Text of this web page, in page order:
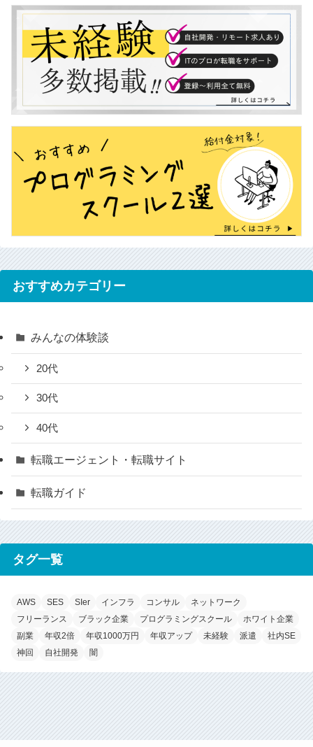
おすすめカテゴリー
みんなの体験談
20代
30代
40代
転職エージェント・転職サイト
転職ガイド
タグ一覧
AWS SES SIer インフラ コンサル
ネットワーク
フリーランス
ブラック企業 プログラミングスクール
ホワイト企業
副業
年収2倍 年収1000万円 年収アップ 未経験 派遣
社内SE
神回
自社開発 闇